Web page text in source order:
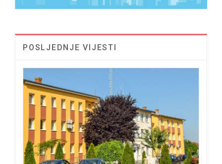
POSLJEDNJE VIJESTI